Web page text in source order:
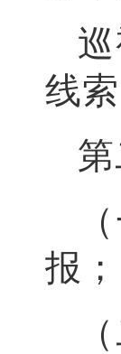
线
报；